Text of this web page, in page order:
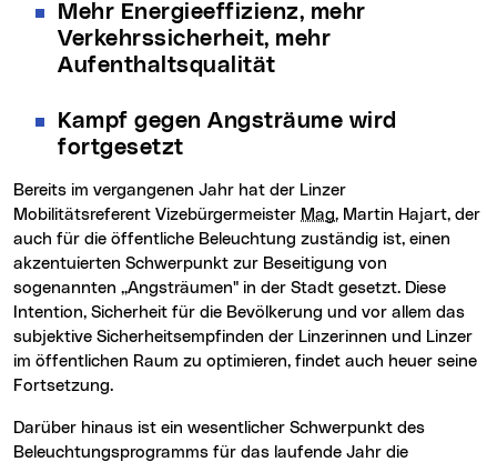
Mehr Energieeffizienz, mehr
Verkehrssicherheit, mehr
Aufenthaltsqualität
Kampf gegen Angsträume wird
fortgesetzt
Bereits im vergangenen Jahr hat der Linzer
Mobilitätsreferent Vizebürgermeister Mag. Martin Hajart, der
auch für die öffentliche Beleuchtung zuständig ist, einen
akzentuierten Schwerpunkt zur Beseitigung von
sogenannten „Angsträumen" in der Stadt gesetzt. Diese
Intention, Sicherheit für die Bevölkerung und vor allem das
subjektive Sicherheitsempfinden der Linzerinnen und Linzer
im öffentlichen Raum zu optimieren, findet auch heuer seine
Fortsetzung.
Darüber hinaus ist ein wesentlicher Schwerpunkt des
Beleuchtungsprogramms für das laufende Jahr die